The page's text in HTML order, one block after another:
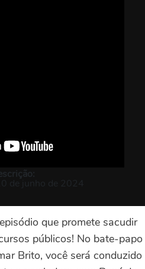
de junho de 2024
que promete sacudir
públicos! No bate-papo
Brito, você será conduzido